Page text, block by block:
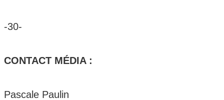
-30-
CONTACT MÉDIA :
Pascale Paulin